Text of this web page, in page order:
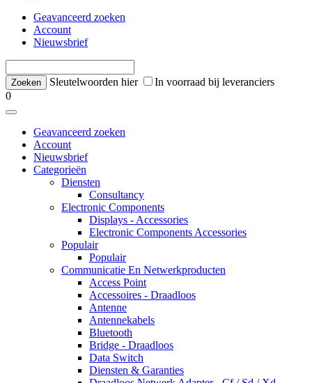
Geavanceerd zoeken
Account
Nieuwsbrief
Sleutelwoorden hier
In voorraad bij leveranciers
0
Geavanceerd zoeken
Account
Nieuwsbrief
Categorieën
Diensten
Consultancy
Electronic Components
Displays - Accessories
Electronic Components Accessories
Populair
Populair
Communicatie En Netwerkproducten
Access Point
Accessoires - Draadloos
Antenne
Antennekabels
Bluetooth
Bridge - Draadloos
Data Switch
Diensten & Garanties